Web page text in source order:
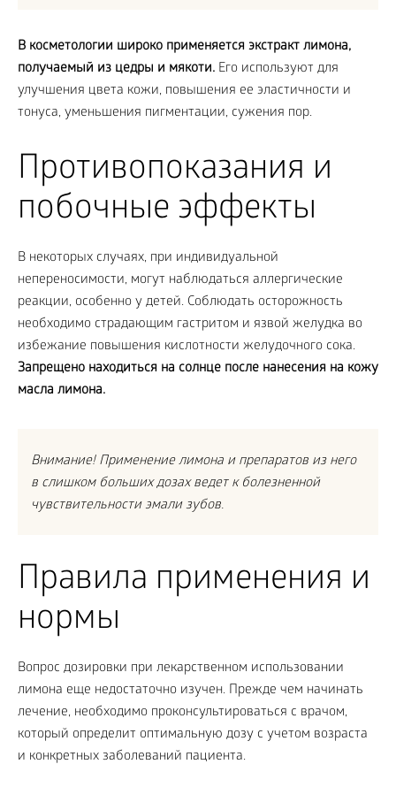
В косметологии широко применяется экстракт лимона,
получаемый из цедры и мякоти. Его используют для
улучшения цвета кожи, повышения ее эластичности и
тонуса, уменьшения пигментации, сужения пор.
Противопоказания и
побочные эффекты
В некоторых случаях, при индивидуальной
непереносимости, могут наблюдаться аллергические
реакции, особенно у детей. Соблюдать осторожность
необходимо страдающим гастритом и язвой желудка во
избежание повышения кислотности желудочного сока.
Запрещено находиться на солнце после нанесения на кожу
масла лимона.
Внимание! Применение лимона и препаратов из него
в слишком больших дозах ведет к болезненной
чувствительности эмали зубов.
Правила применения и
нормы
Вопрос дозировки при лекарственном использовании
лимона еще недостаточно изучен. Прежде чем начинать
лечение, необходимо проконсультироваться с врачом,
который определит оптимальную дозу с учетом возраста
и конкретных заболеваний пациента.